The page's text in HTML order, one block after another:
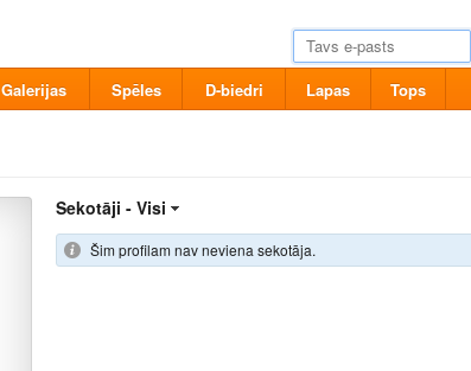
Galerijas Spēles D-biedri Lapas Tops
Sekotāji - Visi
Šim profilam nav neviena sekotāja.